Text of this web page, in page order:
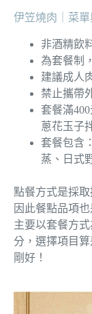
伊笠燒肉｜菜
非酒精飲
為套餐制
建議成人
禁止攜帶
套餐滿
蔥花玉子
套餐包含
蒸、日式
點餐方式是採取
因此餐點品項
主要以套餐方
分，選擇項目
剛好！